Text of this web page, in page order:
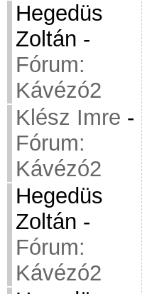
Hegedüs
Zoltán -
Fórum:
Kávézó2
Klész Imre -
Fórum:
Kávézó2
Hegedüs
Zoltán -
Fórum:
Kávézó2